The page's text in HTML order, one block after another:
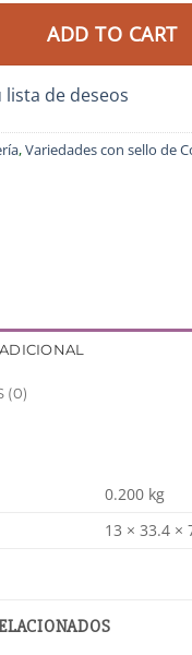
ADD TO CART
de deseos
,Variedades con sello de
(0)
0.200 kg
13 × 33.4 ×